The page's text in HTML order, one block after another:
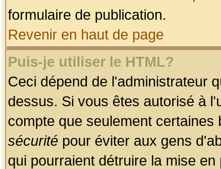
formulaire de publication.
Revenir en haut de page
Puis-je utiliser le HTML?
Ceci dépend de l'administrateur
dessus. Si vous êtes autorisé à
compte que seulement
sécurité pour éviter aux gens
qui pourraient détruire la mise